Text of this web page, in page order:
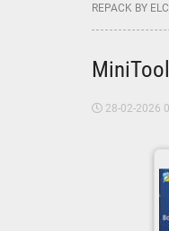
REPACK BY
28-02-2026